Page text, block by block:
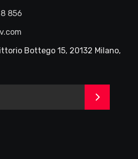
856
Bottego 15, 20132 Milano,
>